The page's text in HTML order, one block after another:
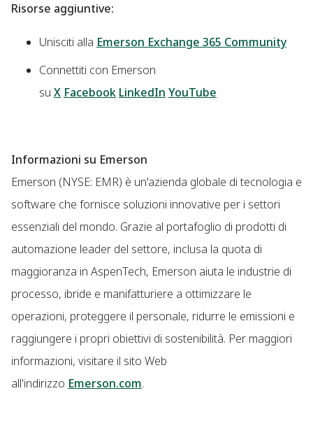
Risorse aggiuntive:
Unisciti alla Emerson Exchange 365 Community
Connettiti con Emerson
su X Facebook LinkedIn YouTube
Informazioni su Emerson
Emerson (NYSE: EMR) è un'azienda globale di tecnologia e
software che fornisce soluzioni innovative per i settori
essenziali del mondo. Grazie al portafoglio di prodotti di
automazione leader del settore, inclusa la quota di
maggioranza in AspenTech, Emerson aiuta le industrie di
processo, ibride e manifatturiere a ottimizzare le
operazioni, proteggere il personale, ridurre le emissioni e
raggiungere i propri obiettivi di sostenibilità. Per maggiori
informazioni, visitare il sito Web
all'indirizzo Emerson.com.